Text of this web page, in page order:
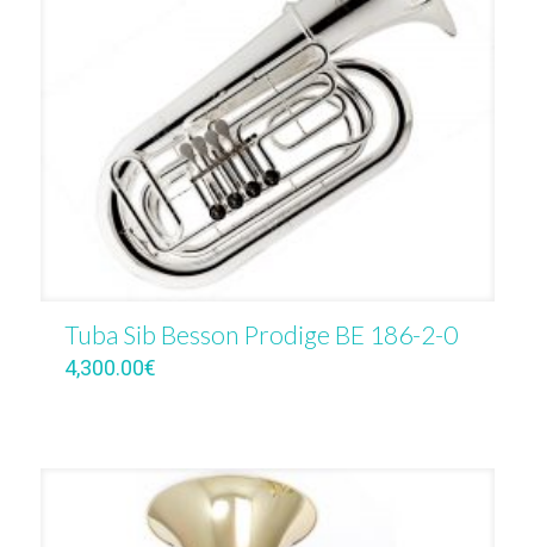
Tuba Sib Besson Prodige BE 186-2-0
4,300.00€